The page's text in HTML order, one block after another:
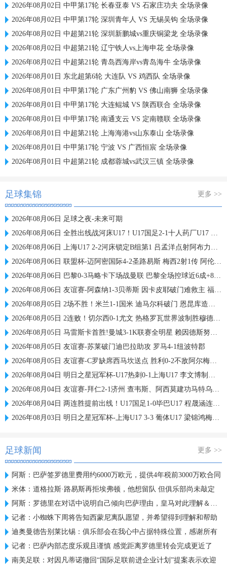
2026年08月02日 中甲第17轮 长春亚泰 VS 石家庄功夫 全场录像
2026年08月02日 中甲第17轮 深圳青年人 VS 无锡吴钩 全场录像
2026年08月02日 中超第21轮 深圳新鹏城vs重庆铜梁龙 全场录像
2026年08月02日 中超第21轮 辽宁铁人vs上海申花 全场录像
2026年08月02日 中超第21轮 青岛西海岸vs青岛海牛 全场录像
2026年08月01日 东北超第6轮 大连队 VS 鸡西队 全场录像
2026年08月01日 中甲第17轮 广东广州豹 VS 佛山南狮 全场录像
2026年08月01日 中甲第17轮 大连鲲城 VS 陕西联合 全场录像
2026年08月01日 中甲第17轮 南通支云 VS 定南赣联 全场录像
2026年08月01日 中超第21轮 上海海港vs山东泰山 全场录像
2026年08月01日 中甲第17轮 宁波 VS 广西恒宸 全场录像
2026年08月01日 中超第21轮 成都蓉城vs武汉三镇 全场录像
足球集锦 更多 >>
2026年08月06日 足球之夜-未来可期
2026年08月06日 全胜出线战河床U17！U17国足2-1十人药厂U17 赵松源登场1分钟传射
2026年08月06日 上海U17 2-2河床锁定B组第1 吕孟洋点射阿布力米破门 将战A组第2
2026年08月06日 联盟杯-迈阿密国际4-2圣路易斯 梅西2射1传 阿伦助攻戴帽
2026年08月06日 巴黎0-3马略卡下场战曼联 巴黎全场控球近6成+8射3正未果
2026年08月06日 友谊赛-阿森纳1-3贝蒂斯 因卡皮耶破门难救主 福纳尔斯1射2传
2026年08月05日 2场不胜！米兰1-1国米 迪马尔科破门 恩昆库造点+点射拉莫斯登场
2026年08月05日 2连败！切尔西0-1尤文 热格罗瓦世界波制胜穆德里克时隔614天复出
2026年08月05日 马雷斯卡首胜!曼城3-1K联赛全明星 赖因德斯努里破门塞梅尼奥助攻
2026年08月05日 友谊赛-苏莱破门迪巴拉助攻 罗马4-1纽波特郡
2026年08月05日 友谊赛-C罗缺席西马坎送点 胜利0-2不敌阿尔梅里亚
2026年08月04日 明日之星冠军杯-U17热刺0-1上海U17 李文博制胜球
2026年08月04日 友谊赛-拜仁2-1济州 查韦斯、阿西莫建功马特乌斯彩虹过人送助攻
2026年08月04日 两连胜提前出线！U17国足1-0毕巴U17 程晟涵连场破门赵松源中楣
2026年08月03日 明日之星冠军杯-上海U17 3-3 葡体U17 梁锦鸿梅开二度
足球新闻 更多 >>
阿斯：巴萨签罗德里费用约6000万欧元，提供4年税前3000万欧合同
米体：道格拉斯·路易斯再拒埃弗顿，他想留队 但俱乐部尚未敲定
阿斯：罗德里在对话中说明自己倾向巴萨理由，皇马对此理解＆祝好
记者：小蜘蛛下周将告知西蒙尼离队愿望，并希望得到理解和帮助
迪奥曼德告别莱比锡：俱乐部会在我心中占据特殊位置，感谢所有
记者：巴萨内部态度乐观且谨慎 感觉距离罗德里转会完成更近了
南美足联：对因凡蒂诺撤回“国际足联前进企业计划”提案表示欢迎